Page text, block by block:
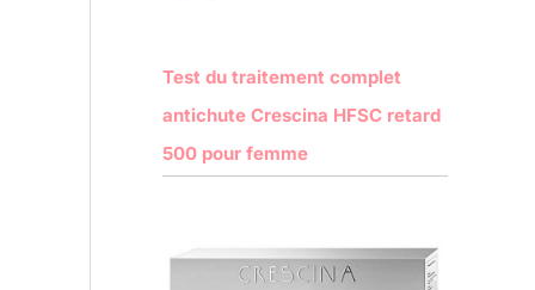
Test du traitement complet
antichute Crescina HFSC retard
500 pour femme